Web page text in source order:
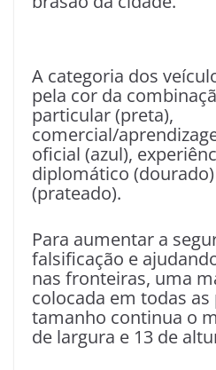
A categoria dos
pela cor da
particular (preta),
comercial/
oficial (azul),
diplomático
(prateado).
Para aumentar a
falsificação e
nas fronteiras, uma
colocada em todas as
tamanho continua o
de largura e 13 de